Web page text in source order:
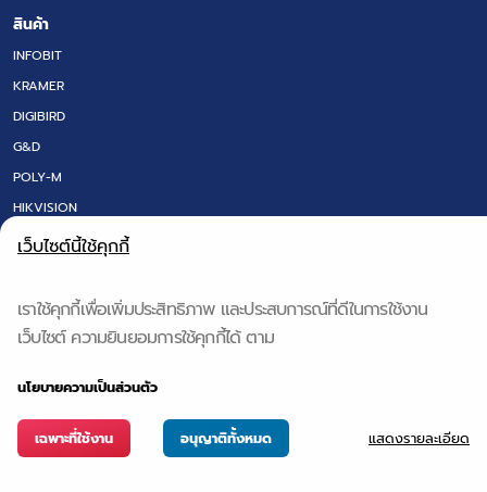
สินค้า
INFOBIT
KRAMER
DIGIBIRD
G&D
POLY-M
HIKVISION
LED SCREEN
DT RESEARCH
IQ BOARD & Q-NEX
Copyright © 2024 GTE. | All Rights Reseved. POWERED BY App Alive CO.,LTD
เว็บไซต์นี้ใช้คุกกี้
เราใช้คุกกี้เพื่อเพิ่มประสิทธิภาพ และประสบการณ์ที่ดีในการใช้งาน
เว็บไซต์ ความยินยอมการใช้คุกกี้ได้ ตาม
นโยบายความเป็นส่วนตัว
เฉพาะที่ใช้งาน อนุญาติทั้งหมด แสดงรายละเอียด